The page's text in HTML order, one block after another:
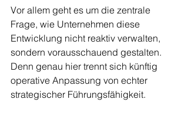
Vor allem geht es um die zentrale
Frage, wie Unternehmen diese
Entwicklung nicht reaktiv verwalten,
sondern vorausschauend gestalten.
Denn genau hier trennt sich künftig
operative Anpassung von echter
strategischer Führungsfähigkeit.